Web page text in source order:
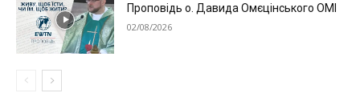
Проповідь о. Давида Омєцінського ОМІ
02/08/2026